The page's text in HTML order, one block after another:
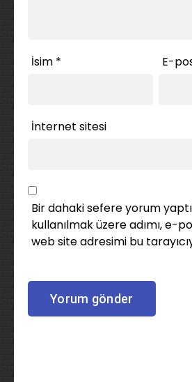
İsim * E-
İnternet sitesi
Bir dahaki sefere yorum
kullanılmak üzere adımı, e-
web site adresimi bu